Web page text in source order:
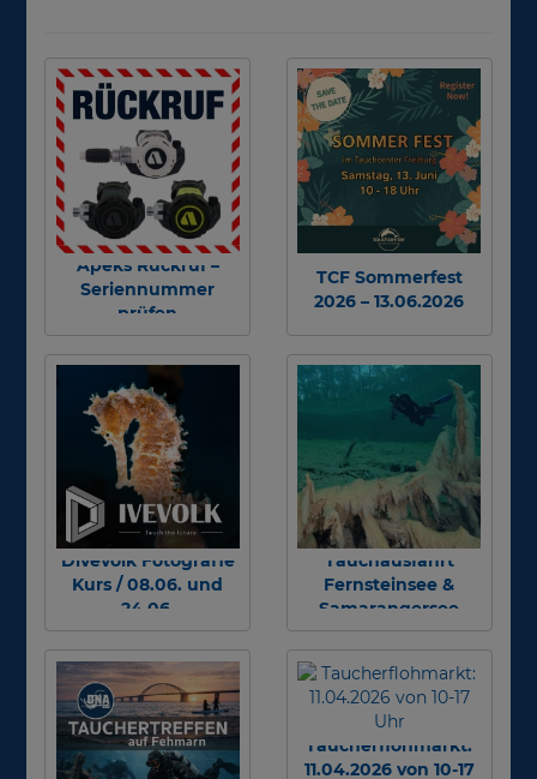
Apeks Rückruf –
Seriennummer
prüfen
TCF Sommerfest
2026 – 13.06.2026
Divevolk Fotografie
Kurs / 08.06. und
24.06.
Tauchausfahrt
Fernsteinsee &
Samarangersee
Taucherflohmarkt:
11.04.2026 von 10-17